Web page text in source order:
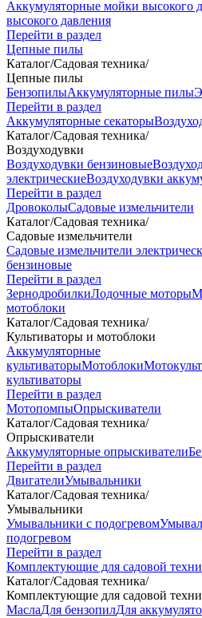
Аккумуляторные мойки высокого
высокого давления
Перейти в раздел
Цепные пилы
Каталог/Садовая техника/
Цепные пилы
БензопилыАккумуляторные пилы
Перейти в раздел
Аккумуляторные секаторы
Каталог/Садовая техника/
Воздуходувки
Воздуходувки бензиновые
электрическиеВоздуходувки
Перейти в раздел
ДровоколыСадовые измельчители
Каталог/Садовая техника/
Садовые измельчители
Садовые измельчители
бензиновые
Перейти в раздел
ЗернодробилкиЛодочные моторы
мотоблоки
Каталог/Садовая техника/
Культиваторы и мотоблоки
Аккумуляторные
культиваторыМотоблоки
культиваторы
Перейти в раздел
МотопомпыОпрыскиватели
Каталог/Садовая техника/
Опрыскиватели
Аккумуляторные опрыскиватели
Перейти в раздел
ДвигателиУмывальники
Каталог/Садовая техника/
Умывальники
Умывальники с подогревом
подогревом
Перейти в раздел
Комплектующие для садовой
Каталог/Садовая техника/
Комплектующие для садовой
МаслаДля бензопилДля